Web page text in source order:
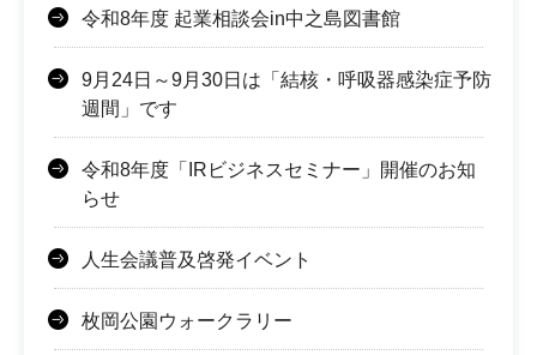
令和8年度 起業相談会in中之島図書館
9月24日～9月30日は「結核・呼吸器感染症予防
週間」です
令和8年度「IRビジネスセミナー」開催のお知
らせ
人生会議普及啓発イベント
枚岡公園ウォークラリー